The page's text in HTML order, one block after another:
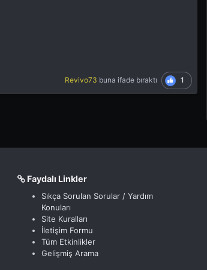
Revivo73 buna ifade bıraktı 1
Faydalı Linkler
Sıkça Sorulan Sorular / Yardım
Konuları
Site Kuralları
İletişim Formu
Tüm Etkinlikler
Gelişmiş Arama